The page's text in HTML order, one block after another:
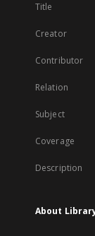
Title
Creator
Contributor
Relation
Subject
Coverage
Description
About